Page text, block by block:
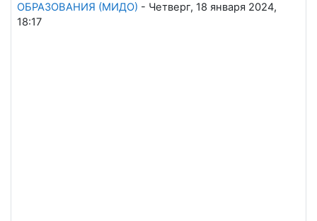
ОБРАЗОВАНИЯ (МИДО) - Четверг, 18 января 2024,
18:17